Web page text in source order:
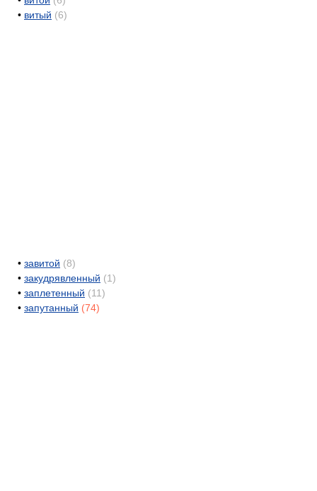
• витый (6)
• завитой (8)
• закудрявленный (1)
• заплетенный (11)
• запутанный (74)